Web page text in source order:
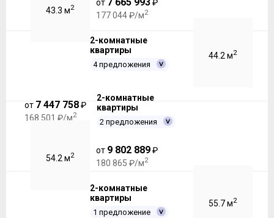
43.3 м2
от
₽
177 044 ₽/м2
2-комнатные
квартиры
4 предложения
44.2 м2
от 7 447 758₽
168 501 ₽/м2
2-комнатные
квартиры
2 предложения
54.2 м2
от 9 802 889₽
180 865 ₽/м2
2-комнатные
квартиры
1 предложение
55.7 м2